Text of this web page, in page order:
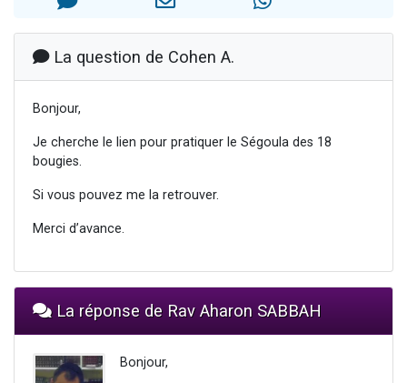
La question de Cohen A.
Bonjour,
Je cherche le lien pour pratiquer le Ségoula des 18
bougies.
Si vous pouvez me la retrouver.
Merci d’avance.
La réponse de Rav Aharon SABBAH
Bonjour,